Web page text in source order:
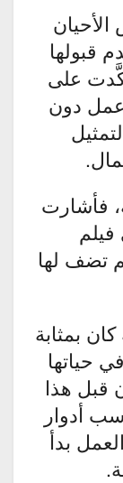
قبولها
أكَّدت على
دون
فأشارت
تضف لها
بمثابة
حياتها
عام 2010؛ لأن قبل هذا
أدوار
بدأ